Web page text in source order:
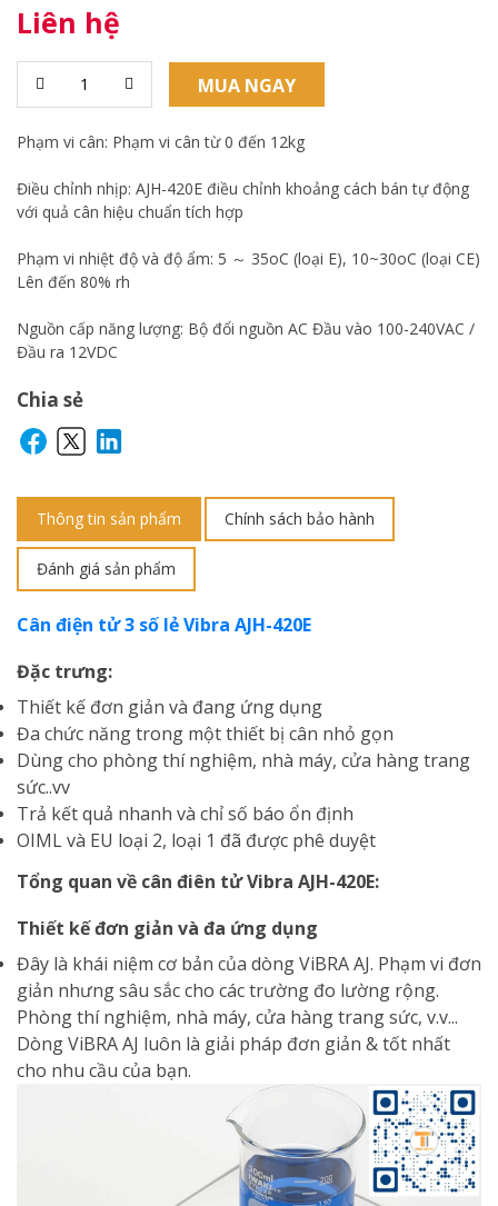
Liên hệ
MUA NGAY
Phạm vi cân: Phạm vi cân từ 0 đến 12kg
Điều chỉnh nhịp: AJH-420E điều chỉnh khoảng cách bán tự động
với quả cân hiệu chuẩn tích hợp
Phạm vi nhiệt độ và độ ẩm: 5 ～ 35oC (loại E), 10~30oC (loại CE)
Lên đến 80% rh
Nguồn cấp năng lượng: Bộ đổi nguồn AC Đầu vào 100-240VAC /
Đầu ra 12VDC
Chia sẻ
Thông tin sản phẩm Chính sách bảo hành
Đánh giá sản phẩm
Cân điện tử 3 số lẻ Vibra AJH-420E
Đặc trưng:
Thiết kế đơn giản và đang ứng dụng
Đa chức năng trong một thiết bị cân nhỏ gọn
Dùng cho phòng thí nghiệm, nhà máy, cửa hàng trang
sức..vv
Trả kết quả nhanh và chỉ số báo ổn định
OIML và EU loại 2, loại 1 đã được phê duyệt
Tổng quan về cân điên tử Vibra AJH-420E:
Thiết kế đơn giản và đa ứng dụng
Đây là khái niệm cơ bản của dòng ViBRA AJ. Phạm vi đơn
giản nhưng sâu sắc cho các trường đo lường rộng.
Phòng thí nghiệm, nhà máy, cửa hàng trang sức, v.v...
Dòng ViBRA AJ luôn là giải pháp đơn giản & tốt nhất
cho nhu cầu của bạn.